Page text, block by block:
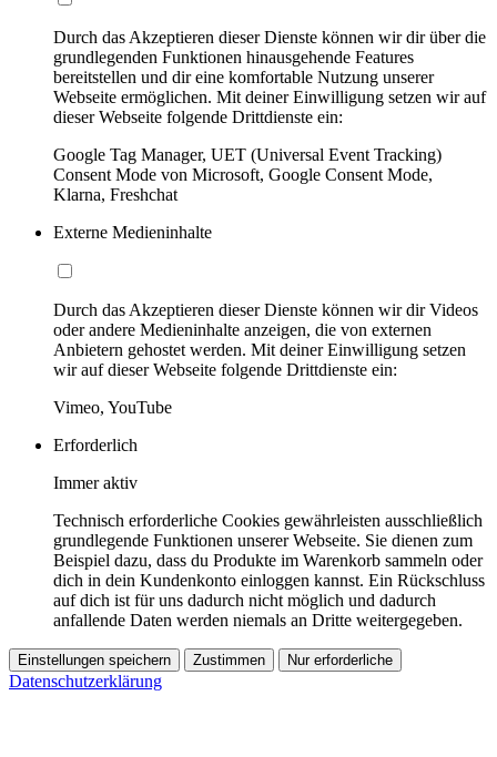
Durch das Akzeptieren dieser Dienste können wir dir über die
grundlegenden Funktionen hinausgehende Features
bereitstellen und dir eine komfortable Nutzung unserer
Webseite ermöglichen. Mit deiner Einwilligung setzen wir auf
dieser Webseite folgende Drittdienste ein:
Google Tag Manager, UET (Universal Event Tracking)
Consent Mode von Microsoft, Google Consent Mode,
Klarna, Freshchat
Externe Medieninhalte
Durch das Akzeptieren dieser Dienste können wir dir Videos
oder andere Medieninhalte anzeigen, die von externen
Anbietern gehostet werden. Mit deiner Einwilligung setzen
wir auf dieser Webseite folgende Drittdienste ein:
Vimeo, YouTube
Erforderlich
Immer aktiv
Technisch erforderliche Cookies gewährleisten ausschließlich
grundlegende Funktionen unserer Webseite. Sie dienen zum
Beispiel dazu, dass du Produkte im Warenkorb sammeln oder
dich in dein Kundenkonto einloggen kannst. Ein Rückschluss
auf dich ist für uns dadurch nicht möglich und dadurch
anfallende Daten werden niemals an Dritte weitergegeben.
Einstellungen speichern Zustimmen Nur erforderliche
Datenschutzerklärung